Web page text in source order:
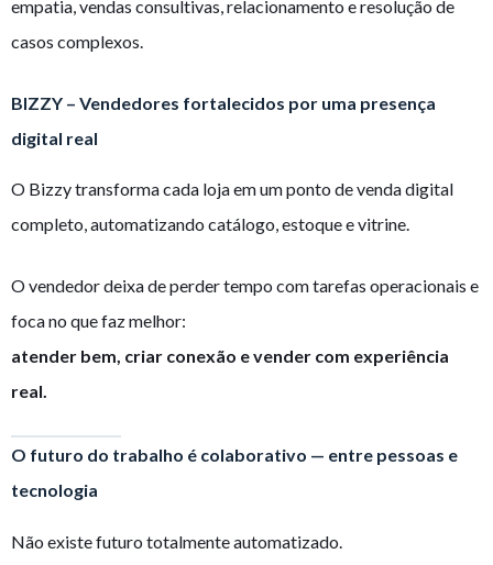
empatia, vendas consultivas, relacionamento e resolução de
casos complexos.
BIZZY – Vendedores fortalecidos por uma presença
digital real
O Bizzy transforma cada loja em um ponto de venda digital
completo, automatizando catálogo, estoque e vitrine.
O vendedor deixa de perder tempo com tarefas operacionais e
foca no que faz melhor:
atender bem, criar conexão e vender com experiência
real.
O futuro do trabalho é colaborativo — entre pessoas e
tecnologia
Não existe futuro totalmente automatizado.